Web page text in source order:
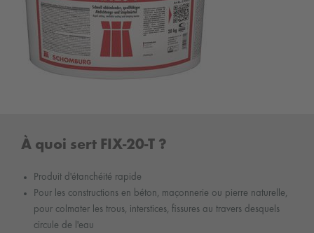
À quoi sert FIX-20-T ?
Produit d'étanchéité rapide
Pour les constructions en béton, maçonnerie ou pierre naturelle,
pour colmater les trous, interstices, fissures au travers desquels
circule de l'eau